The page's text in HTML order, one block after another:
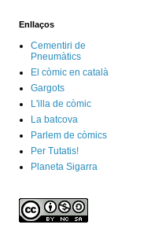
Enllaços
Cementiri de
Pneumàtics
El còmic en català
Gargots
L'illa de còmic
La batcova
Parlem de còmics
Per Tutatis!
Planeta Sigarra